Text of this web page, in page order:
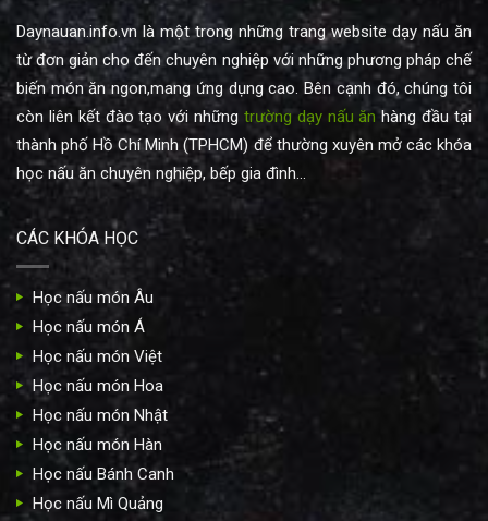
Daynauan.info.vn là một trong những trang website dạy nấu ăn
từ đơn giản cho đến chuyên nghiệp với những phương pháp chế
biến món ăn ngon,mang ứng dụng cao. Bên cạnh đó, chúng tôi
còn liên kết đào tạo với những trường dạy nấu ăn hàng đầu tại
thành phố Hồ Chí Minh (TPHCM) để thường xuyên mở các khóa
học nấu ăn chuyên nghiệp, bếp gia đình...
CÁC KHÓA HỌC
Học nấu món Âu
Học nấu món Á
Học nấu món Việt
Học nấu món Hoa
Học nấu món Nhật
Học nấu món Hàn
Học nấu Bánh Canh
Học nấu Mì Quảng